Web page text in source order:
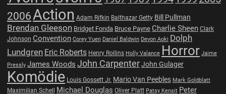
2006Action Adam Rifkin Balthazar Getty Bill Pullman
Brendan Gleeson Bridget Fonda Bruce Payne Charlie Sheen Clark
Johnson Convention Corey Yuen Daniel Baldwin Devon Aoki Dolph
Lundgren Eric Roberts Henry Rollins Holly Valance Horror Jaime
Pressly James Woods John CarpenterJohn Gulager
Komödie Louis Gossett Jr. Mario Van Peebles Mark Goldblatt
Maximilian Schell Michael Douglas Oliver Platt Patsy Kensit Peter